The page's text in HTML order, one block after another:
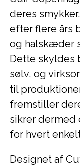
deres
efter flere års
og halskæder
Dette skyldes
sølv, og
til
fremstiller
sikrer dermed
for hvert
Designet af